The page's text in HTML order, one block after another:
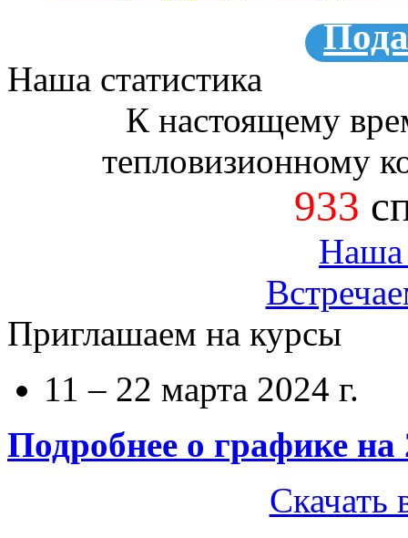
Наша статистика
К настоящему
тепловизионному
933
Наша
Приглашаем на курсы
11 – 22 марта 2024 г.
Подробнее о графике
Скачать